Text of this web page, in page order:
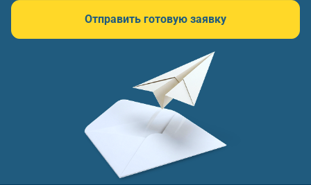
Отправить готовую заявку